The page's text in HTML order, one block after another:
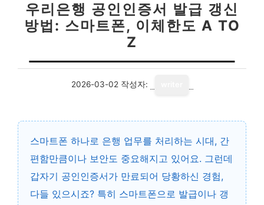
우리은행 공인인증서 발급 갱신
방법: 스마트폰, 이체한도 A TO
Z
2026-03-02 작성자:
스마트폰 하나로 은행 업무를 처리하는 시대, 간
편함만큼이나 보안도 중요해지고 있어요. 그런데
갑자기 공인인증서가 만료되어 당황하신 경험,
다들 있으시죠? 특히 스마트폰으로 발급이나 갱